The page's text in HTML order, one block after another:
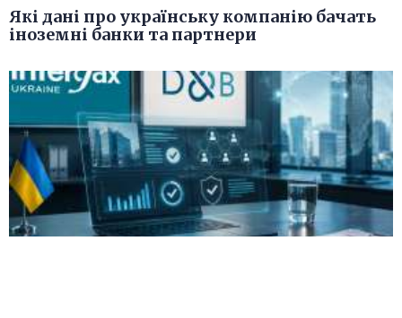
Які дані про українську компанію бачать
іноземні банки та партнери